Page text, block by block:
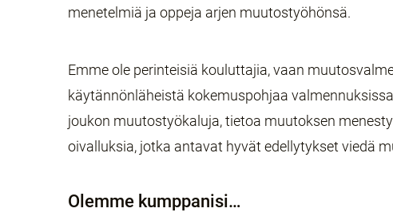
menetelmiä ja oppeja arjen muutostyöhönsä.
Emme ole perinteisiä kouluttajia, vaan
käytännönläheistä kokemuspohjaa
joukon muutostyökaluja, tietoa muutoksen
oivalluksia, jotka antavat hyvät edellytykset viedä
Olemme kumppanisi…